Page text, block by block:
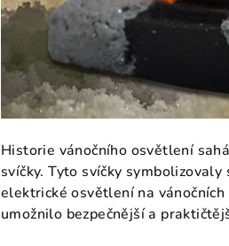
Historie vánočního osvětlení
svíčky. Tyto svíčky
elektrické osvětlení na
umožnilo bezpečnější a